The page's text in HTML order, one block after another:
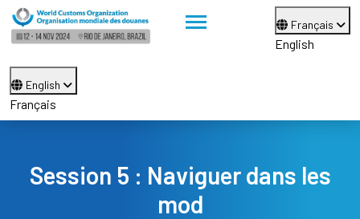
Français
English
English
Français
Session 5 : Naviguer dans les
mod